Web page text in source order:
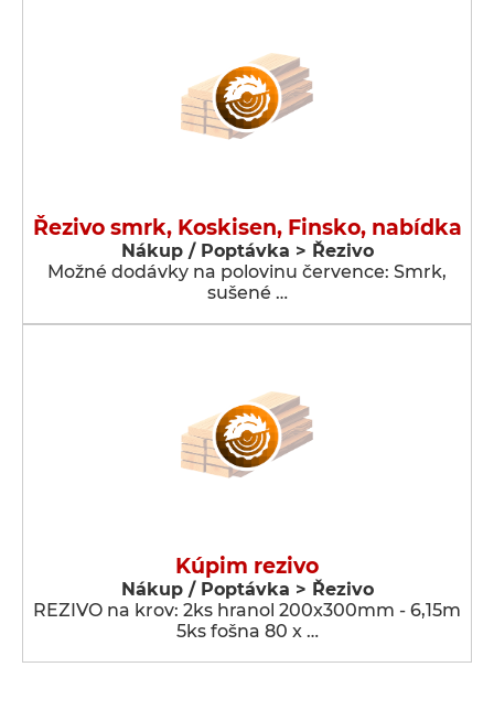
Řezivo smrk, Koskisen, Finsko, nabídka
Nákup / Poptávka > Řezivo
Možné dodávky na polovinu července: Smrk,
sušené …
Kúpim rezivo
Nákup / Poptávka > Řezivo
REZIVO na krov: 2ks hranol 200x300mm - 6,15m
5ks fošna 80 x …